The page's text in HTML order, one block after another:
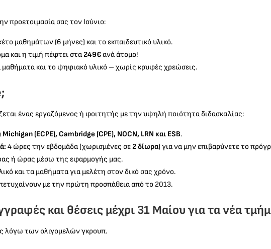
προετοιμασία σας τον Ιούνιο:
μαθημάτων (6 μήνες) και το εκπαιδευτικό υλικό.
και η τιμή πέφτει στα249€ ανά άτομο!
και το ψηφιακό υλικό – χωρίς κρυφές χρεώσεις.
ένας εργαζόμενος ή φοιτητής με την υψηλή ποιότητα διδασκαλίας:
Michigan (ECPE), Cambridge (CPE), NOCN, LRN και ESB.
4 ώρες την εβδομάδα (χωρισμένες σε2 δίωρα) για να μην επιβαρύνετε το
ή ώρας μέσω της εφαρμογής μας.
και τα μαθήματα για μελέτη στον δικό σας χρόνο.
με την πρώτη προσπάθεια από το 2013.
και θέσεις μέχρι 31 Μαίου για τα νέα
λόγω των ολιγομελών γκρουπ.